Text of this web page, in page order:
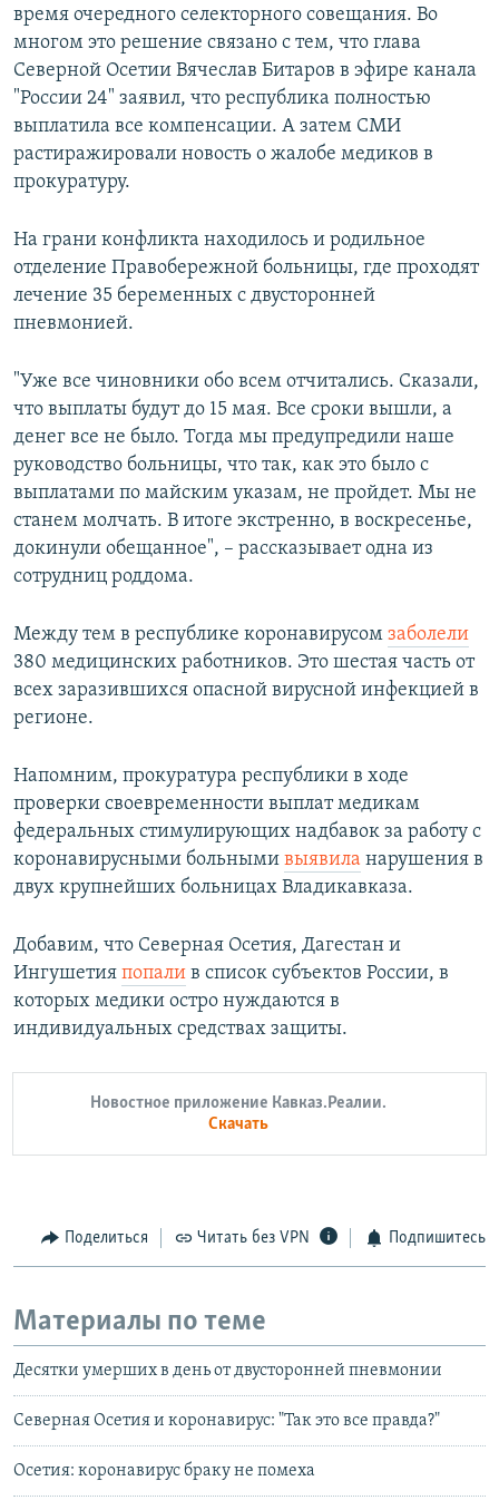
время очередного селекторного совещания. Во
многом это решение связано с тем, что глава
Северной Осетии Вячеслав Битаров в эфире канала
"России 24" заявил, что республика полностью
выплатила все компенсации. А затем СМИ
растиражировали новость о жалобе медиков в
прокуратуру.
На грани конфликта находилось и родильное
отделение Правобережной больницы, где проходят
лечение 35 беременных с двусторонней
пневмонией.
"Уже все чиновники обо всем отчитались. Сказали,
что выплаты будут до 15 мая. Все сроки вышли, а
денег все не было. Тогда мы предупредили наше
руководство больницы, что так, как это было с
выплатами по майским указам, не пройдет. Мы не
станем молчать. В итоге экстренно, в воскресенье,
докинули обещанное", – рассказывает одна из
сотрудниц роддома.
Между тем в республике коронавирусом заболели
380 медицинских работников. Это шестая часть от
всех заразившихся опасной вирусной инфекцией в
регионе.
Напомним, прокуратура республики в ходе
проверки своевременности выплат медикам
федеральных стимулирующих надбавок за работу с
коронавирусными больными выявила нарушения в
двух крупнейших больницах Владикавказа.
Добавим, что Северная Осетия, Дагестан и
Ингушетия попали в список субъектов России, в
которых медики остро нуждаются в
индивидуальных средствах защиты.
Новостное приложение Кавказ.Реалии.
Скачать
Поделиться Читать без VPN Подпишитесь
Материалы по теме
Десятки умерших в день от двусторонней пневмонии
Северная Осетия и коронавирус: "Так это все правда?"
Осетия: коронавирус браку не помеха